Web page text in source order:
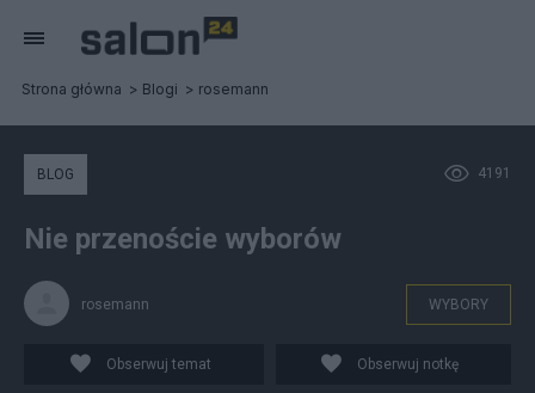
Strona główna Blogi rosemann
4191
BLOG
Nie przenoście wyborów
rosemann WYBORY
Obserwuj temat Obserwuj notkę